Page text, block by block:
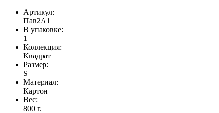
Артикул:
Пав2А1
В упаковке:
1
Коллекция:
Квадрат
Размер:
S
Материал:
Картон
Вес:
800 г.